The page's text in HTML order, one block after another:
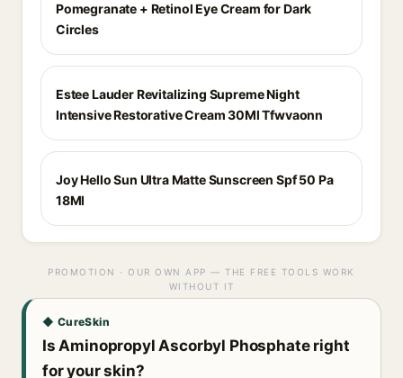
Pomegranate + Retinol Eye Cream for Dark
Circles
Estee Lauder Revitalizing Supreme Night
Intensive Restorative Cream 30Ml Tfwvaonn
Joy Hello Sun Ultra Matte Sunscreen Spf 50 Pa
18Ml
PROMOTION · OUR OWN APP — THE FREE TOOLS WORK
WITHOUT IT
◆ CureSkin
Is Aminopropyl Ascorbyl Phosphate right
for your skin?